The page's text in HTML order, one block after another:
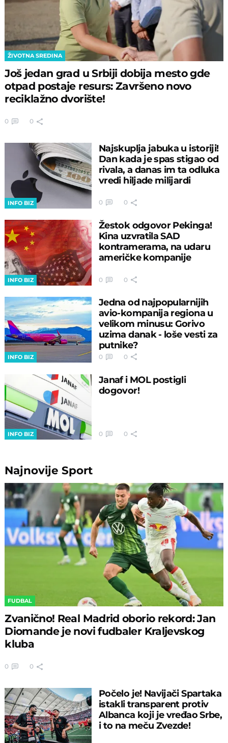
ŽIVOTNA SREDINA
Još jedan grad u Srbiji dobija mesto gde
otpad postaje resurs: Završeno novo
reciklažno dvorište!
0 0
INFO BIZ
Najskuplja jabuka u istoriji!
Dan kada je spas stigao od
rivala, a danas im ta odluka
vredi hiljade milijardi
0 0
INFO BIZ
Žestok odgovor Pekinga!
Kina uzvratila SAD
kontramerama, na udaru
američke kompanije
0 0
INFO BIZ
Jedna od najpopularnijih
avio-kompanija regiona u
velikom minusu: Gorivo
uzima danak - loše vesti za
putnike?
0 0
INFO BIZ
Janaf i MOL postigli
dogovor!
0 0
NajnovijeSport
FUDBAL
Zvanično! Real Madrid oborio rekord: Jan
Diomande je novi fudbaler Kraljevskog
kluba
0 0
Počelo je! Navijači Spartaka
istakli transparent protiv
Albanca koji je vređao Srbe,
i to na meču Zvezde!